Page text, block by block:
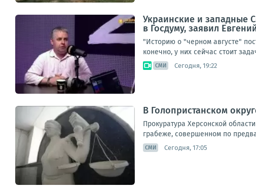
Украинские и западные
в Госдуму, заявил
"Историю о "черном августе"
конечно, у них сейчас стоит
СМИ Сегодня, 19:22
В Голопристанском
Прокуратура Херсонской
грабеже, совершенном по
СМИ Сегодня, 17:05